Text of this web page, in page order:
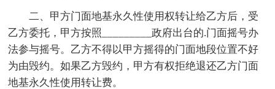
二、甲方门面地基永久性使用权转让给乙方后，受
乙方委托，甲方按照_________政府出台的.门面摇号办
法参与摇号。乙方不得以甲方摇得的门面地段位置不好
为由毁约。如果乙方毁约，甲方有权拒绝退还乙方门面
地基永久性使用转让费。